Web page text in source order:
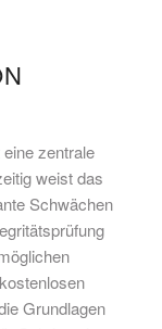
zentrale
weist das
Schwächen
Grundlagen